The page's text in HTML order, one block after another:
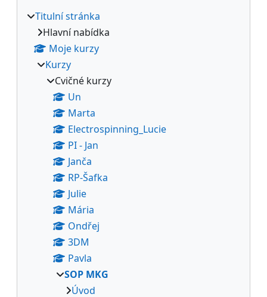
Titulní stránka
Hlavní nabídka
Moje kurzy
Kurzy
Cvičné kurzy
Un
Marta
Electrospinning_Lucie
PI - Jan
Janča
RP-Šafka
Julie
Mária
Ondřej
3DM
Pavla
SOP MKG
Úvod